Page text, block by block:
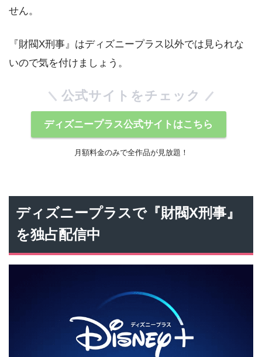
せん。
『財閥X刑事』はディズニープラス以外では見られな
いので気を付けましょう。
公式サイトをチェック
ディズニープラス公式サイトはこちら
月額料金のみで全作品が見放題！
ディズニープラスで『財閥X刑事』
を独占配信中